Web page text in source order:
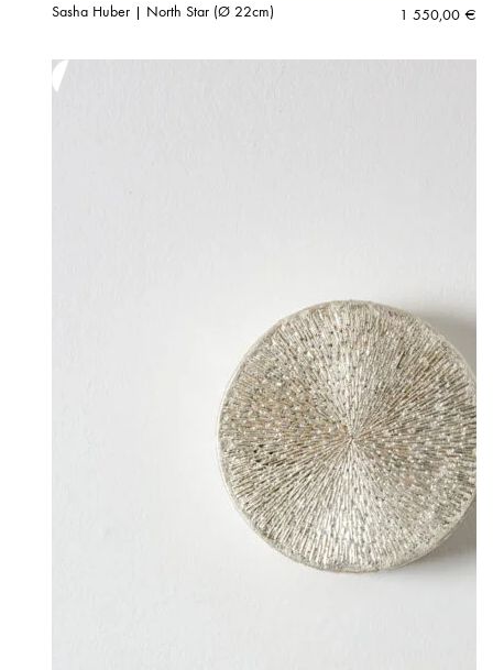
Sasha Huber | North Star (Ø 22cm) 1 550,00 €